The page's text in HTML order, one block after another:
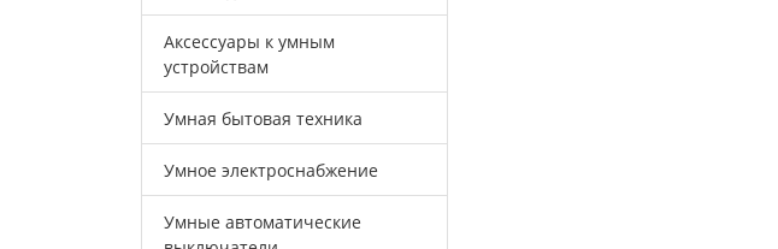
Аксессуары к умным
устройствам
Умная бытовая техника
Умное электроснабжение
Умные автоматические